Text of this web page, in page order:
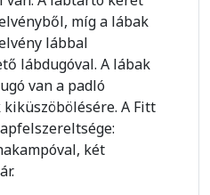
míg a lábak
lábbal
lábdugóval. A lábak
van a padló
A Fitt
két